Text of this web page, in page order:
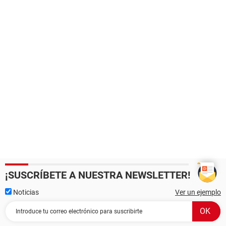
¡SUSCRÍBETE A NUESTRA NEWSLETTER!
Noticias Ver un ejemplo